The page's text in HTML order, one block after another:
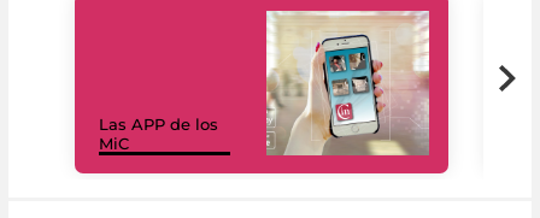
Las APP de los
MiC